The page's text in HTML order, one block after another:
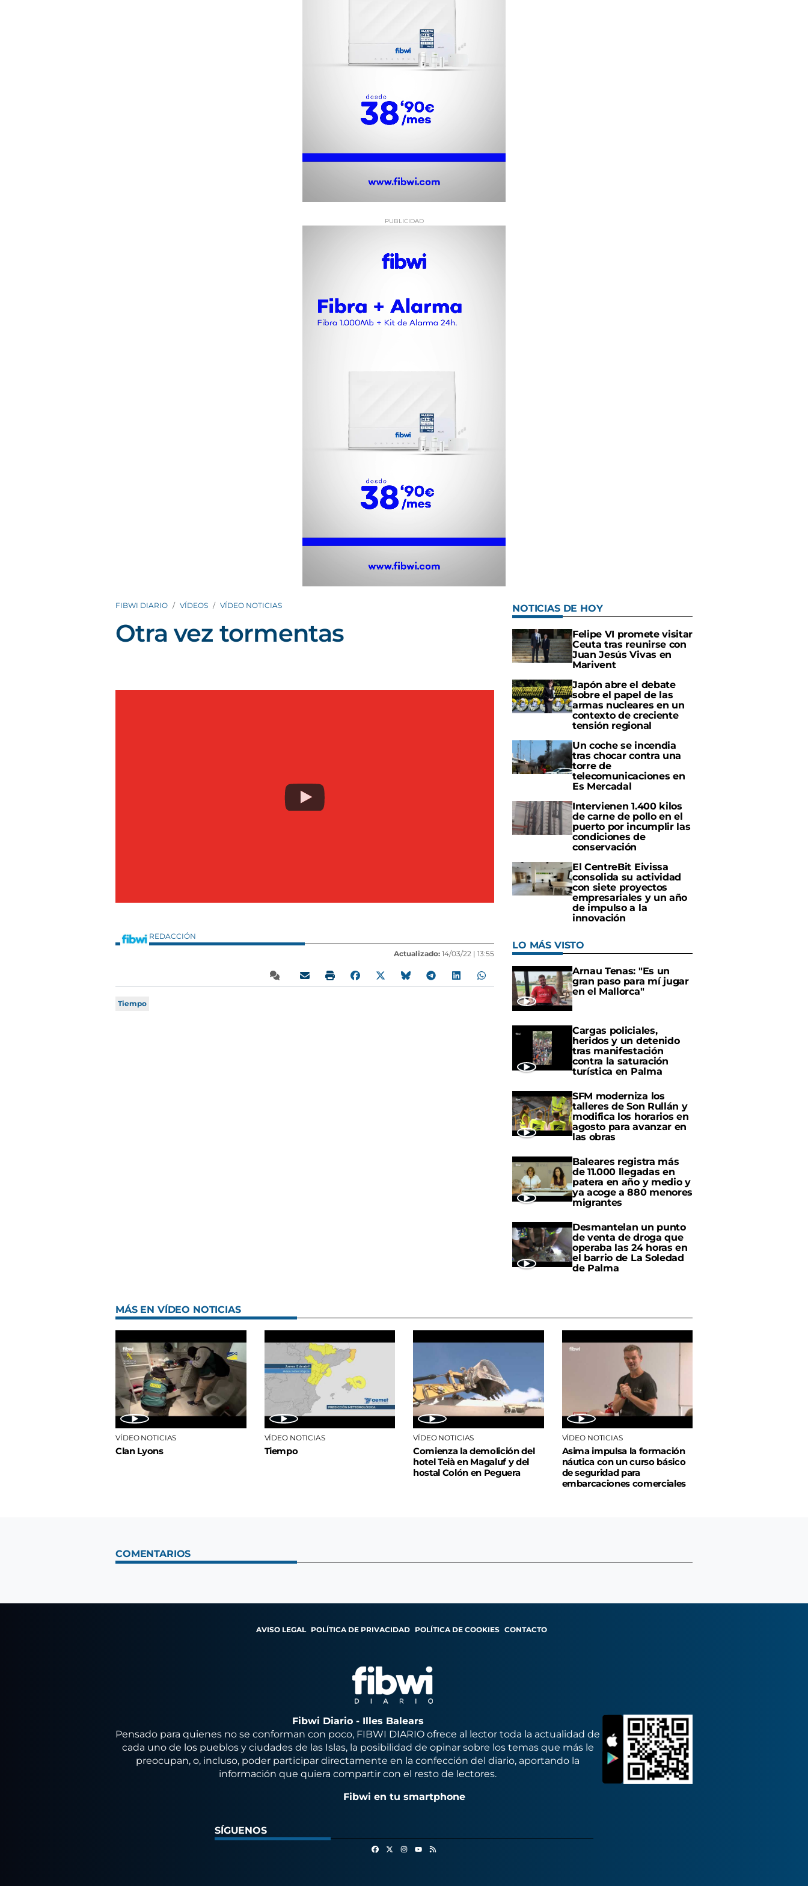
FIBWI DIARIO VÍDEOS VÍDEO NOTICIAS
Otra vez tormentas
REDACCIÓN
Actualizado: 14/03/22 | 13:55
Tiempo
NOTICIAS DE HOY
Felipe VI promete visitar
Ceuta tras reunirse con
Juan Jesús Vivas en
Marivent
Japón abre el debate
sobre el papel de las
armas nucleares en un
contexto de creciente
tensión regional
Un coche se incendia
tras chocar contra una
torre de
telecomunicaciones en
Es Mercadal
Intervienen 1.400 kilos
de carne de pollo en el
puerto por incumplir las
condiciones de
conservación
El CentreBit Eivissa
consolida su actividad
con siete proyectos
empresariales y un año
de impulso a la
innovación
LO MÁS VISTO
Arnau Tenas: "Es un
gran paso para mí jugar
en el Mallorca"
Cargas policiales,
heridos y un detenido
tras manifestación
contra la saturación
turística en Palma
SFM moderniza los
talleres de Son Rullán y
modifica los horarios en
agosto para avanzar en
las obras
Baleares registra más
de 11.000 llegadas en
patera en año y medio y
ya acoge a 880 menores
migrantes
Desmantelan un punto
de venta de droga que
operaba las 24 horas en
el barrio de La Soledad
de Palma
MÁS EN VÍDEO NOTICIAS
VÍDEO NOTICIAS
Clan Lyons
VÍDEO NOTICIAS
Tiempo
VÍDEO NOTICIAS
Comienza la demolición del
hotel Teià en Magaluf y del
hostal Colón en Peguera
VÍDEO NOTICIAS
Asima impulsa la formación
náutica con un curso básico
de seguridad para
embarcaciones comerciales
COMENTARIOS
AVISO LEGAL POLÍTICA DE PRIVACIDAD POLÍTICA DE COOKIES CONTACTO
Fibwi Diario - Illes Balears
Pensado para quienes no se conforman con poco, FIBWI DIARIO ofrece al lector toda la actualidad de
cada uno de los pueblos y ciudades de las Islas, la posibilidad de opinar sobre los temas que más le
preocupan, o, incluso, poder participar directamente en la confección del diario, aportando la
información que quiera compartir con el resto de lectores.
Fibwi en tu smartphone
SÍGUENOS
FacebookInstagram